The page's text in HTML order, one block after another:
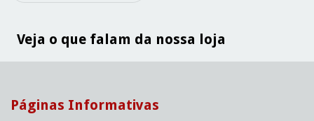
Veja o que falam da nossa loja
Páginas Informativas